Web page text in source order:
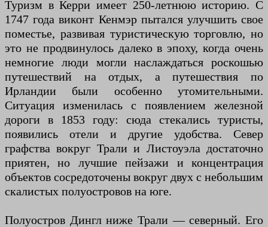
Туризм в Керри имеет 250-летнюю историю. С
1747 года виконт Кенмэр пытался улучшить свое
поместье, развивая туристическую торговлю, но
это не продвинулось далеко в эпоху, когда очень
немногие люди могли наслаждаться роскошью
путешествий на отдых, а путешествия по
Ирландии были особенно утомительными.
Ситуация изменилась с появлением железной
дороги в 1853 году: сюда стекались туристы,
появились отели и другие удобства. Север
графства вокруг Трали и Листоуэла достаточно
приятен, но лучшие пейзажи и концентрация
объектов сосредоточены вокруг двух с небольшим
скалистых полуостровов на юге.
Полуостров Дингл ниже Трали — северный. Его